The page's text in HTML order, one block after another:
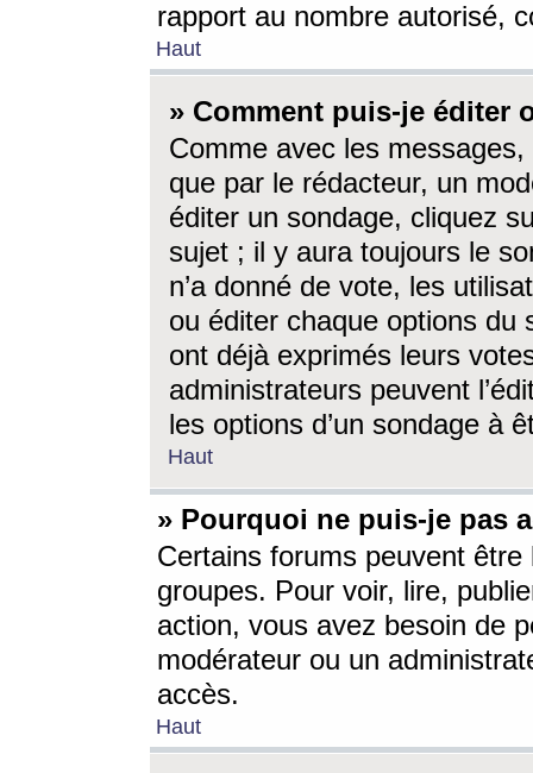
rapport au nombre autorisé,
Haut
» Comment puis-je éditer
Comme avec les
que par le rédacteur, un
éditer un sondage, cliquez
sujet ; il y aura toujours le
n’a donné de vote, les
ou éditer chaque options du
ont déjà exprimés leurs
administrateurs peuvent
les options d’un sondage à
Haut
» Pourquoi ne puis-je pas
Certains forums peuvent être
groupes. Pour voir, lire,
action, vous avez besoin de
modérateur ou un
accès.
Haut